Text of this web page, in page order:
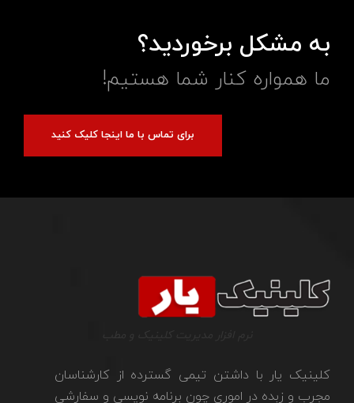
به مشکل برخوردید؟
ما همواره کنار شما هستیم!
برای تماس با ما اینجا کلیک کنید
کلینیک یار با داشتن تیمی گسترده از کارشناسان
مجرب و زبده در اموری چون برنامه نویسی و سفارشی